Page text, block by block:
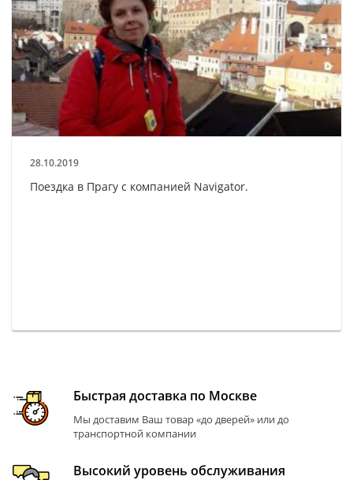
28.10.2019
Поездка в Прагу с компанией Navigator.
Быстрая доставка по Москве
Мы доставим Ваш товар «до дверей» или до
транспортной компании
Высокий уровень обслуживания